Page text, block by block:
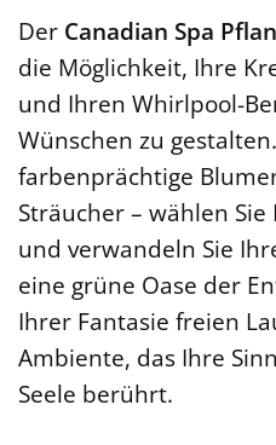
Der Canadian Spa
die Möglichkeit, Ihre
und Ihren Whirlpool-
Wünschen zu
farbenprächtige
Sträucher – wählen
und verwandeln Sie
eine grüne Oase der
Ihrer Fantasie freien
Ambiente, das Ihre
Seele berührt.